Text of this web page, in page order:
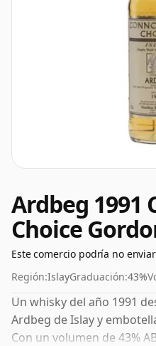
Ardbeg 1991
Choice
Este comercio podría no
Región:IslayGraduación:43%
Un whisky del año 1991
Ardbeg de Islay y
Con un volumen de 43%